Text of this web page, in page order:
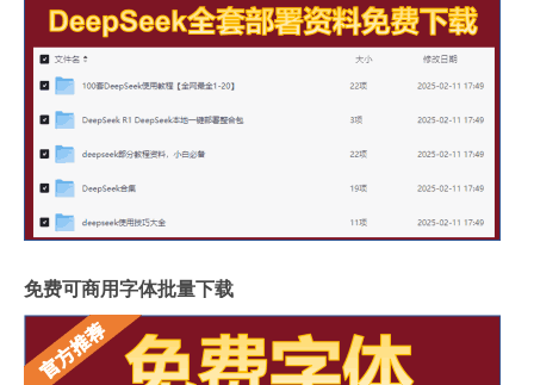
免费可商用字体批量下载